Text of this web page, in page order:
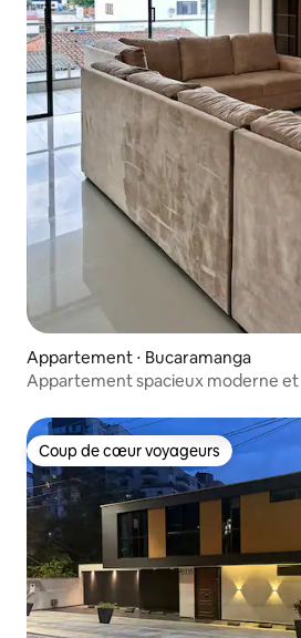
Appartement ⋅ Bucaramanga
Appartement spacieux moderne
Coup de cœur voyageurs
Coup de cœur voyageurs